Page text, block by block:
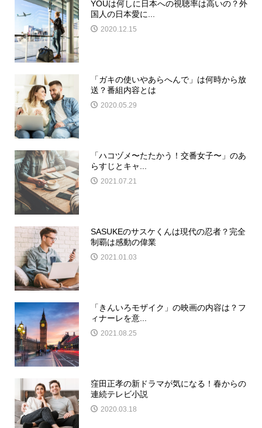
YOUは何しに日本への視聴率は高いの？外
国人の日本愛に...
2020.12.15
「ガキの使いやあらへんで」は何時から放
送？番組内容とは
2020.05.29
「ハコヅメ〜たたかう！交番女子〜」のあ
らすじとキャ...
2021.07.21
SASUKEのサスケくんは現代の忍者？完全
制覇は感動の偉業
2021.01.03
「きんいろモザイク」の映画の内容は？フ
ィナーレを意...
2021.08.25
窪田正孝の新ドラマが気になる！春からの
連続テレビ小説
2020.03.18